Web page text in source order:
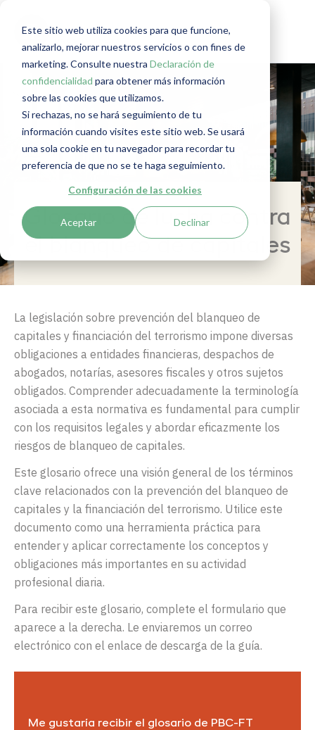
Este sitio web utiliza cookies para que funcione,
analizarlo, mejorar nuestros servicios o con fines de
marketing. Consulte nuestra Declaración de
confidencialidad para obtener más información
sobre las cookies que utilizamos.
Si rechazas, no se hará seguimiento de tu
información cuando visites este sitio web. Se usará
una sola cookie en tu navegador para recordar tu
preferencia de que no se te haga seguimiento.
Configuración de las cookies
Aceptar Declinar
Glosario de lucha contra
el blanqueo de capitales
La legislación sobre prevención del blanqueo de
capitales y financiación del terrorismo impone diversas
obligaciones a entidades financieras, despachos de
abogados, notarías, asesores fiscales y otros sujetos
obligados. Comprender adecuadamente la terminología
asociada a esta normativa es fundamental para cumplir
con los requisitos legales y abordar eficazmente los
riesgos de blanqueo de capitales.
Este glosario ofrece una visión general de los términos
clave relacionados con la prevención del blanqueo de
capitales y la financiación del terrorismo. Utilice este
documento como una herramienta práctica para
entender y aplicar correctamente los conceptos y
obligaciones más importantes en su actividad
profesional diaria.
Para recibir este glosario, complete el formulario que
aparece a la derecha. Le enviaremos un correo
electrónico con el enlace de descarga de la guía.
Me gustaría recibir el glosario de PBC-FT